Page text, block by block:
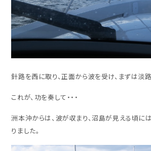
針路を西に取り、正面から波を受け、まずは淡
これが、功を奏して・・・
洲本沖からは、波が収まり、沼島が見える頃に
りました。